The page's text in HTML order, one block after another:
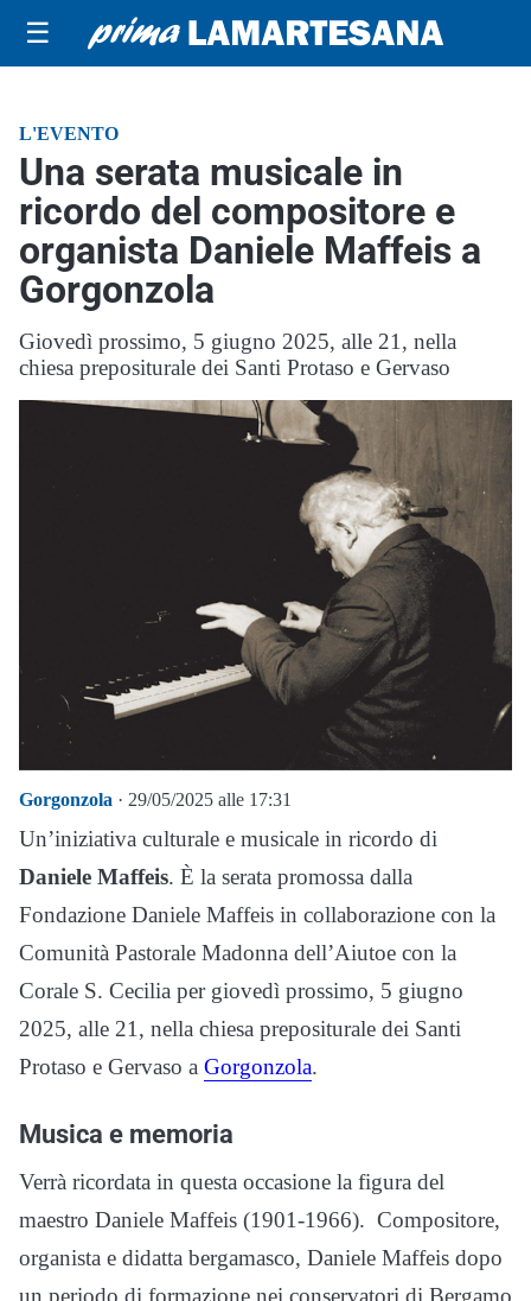
☰
L'EVENTO
Una serata musicale in
ricordo del compositore e
organista Daniele Maffeis a
Gorgonzola
Giovedì prossimo, 5 giugno 2025, alle 21, nella
chiesa prepositurale dei Santi Protaso e Gervaso
Gorgonzola · 29/05/2025 alle 17:31
Un’iniziativa culturale e musicale in ricordo di
Daniele Maffeis. È la serata promossa dalla
Fondazione Daniele Maffeis in collaborazione con la
Comunità Pastorale Madonna dell’Aiutoe con la
Corale S. Cecilia per giovedì prossimo, 5 giugno
2025, alle 21, nella chiesa prepositurale dei Santi
Protaso e Gervaso a Gorgonzola.
Musica e memoria
Verrà ricordata in questa occasione la figura del
maestro Daniele Maffeis (1901-1966). Compositore,
organista e didatta bergamasco, Daniele Maffeis dopo
un periodo di formazione nei conservatori di Bergamo